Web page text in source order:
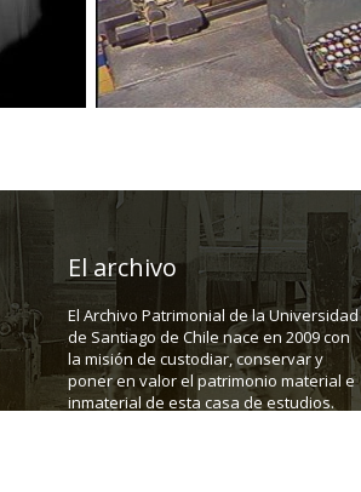
El archivo
El Archivo Patrimonial de la Universidad
de Santiago de Chile nace en 2009 con
la misión de custodiar, conservar y
poner en valor el patrimonio material e
inmaterial de esta casa de estudios.